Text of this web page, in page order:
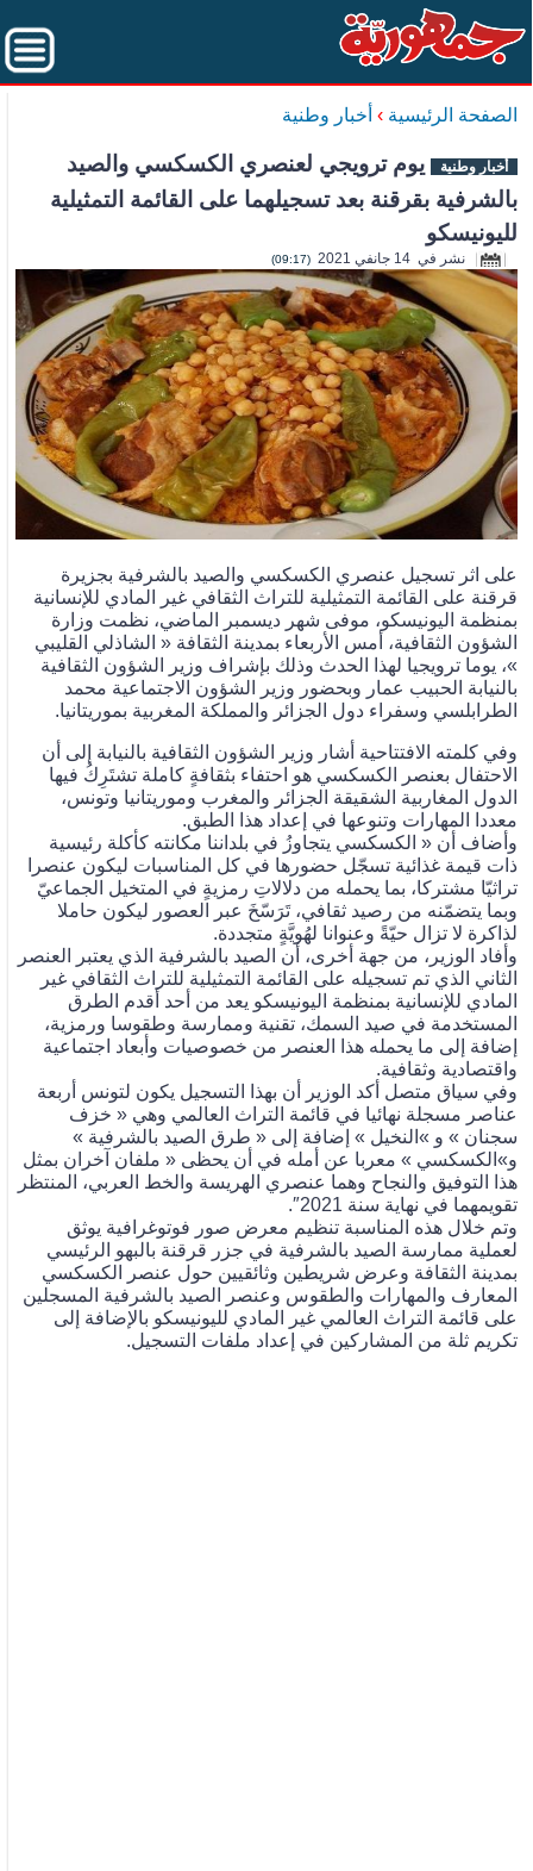
الصفحة الرئيسية › أخبار وطنية
أخبار وطنية يوم ترويجي لعنصري الكسكسي والصيد
بالشرفية بقرقنة بعد تسجيلهما على القائمة التمثيلية
لليونيسكو
نشر في 14 جانفي 2021 (09:17)
على اثر تسجيل عنصري الكسكسي والصيد بالشرفية بجزيرة
قرقنة على القائمة التمثيلية للتراث الثقافي غير المادي للإنسانية
بمنظمة اليونيسكو، موفى شهر ديسمبر الماضي، نظمت وزارة
الشؤون الثقافية، أمس الأربعاء بمدينة الثقافة « الشاذلي القليبي
»، يوما ترويجيا لهذا الحدث وذلك بإشراف وزير الشؤون الثقافية
بالنيابة الحبيب عمار وبحضور وزير الشؤون الاجتماعية محمد
الطرابلسي وسفراء دول الجزائر والمملكة المغربية بموريتانيا.
وفي كلمته الافتتاحية أشار وزير الشؤون الثقافية بالنيابة إلى أن
الاحتفال بعنصر الكسكسي هو احتفاء بثقافةٍ كاملة تشتَرِكُ فيها
الدول المغاربية الشقيقة الجزائر والمغرب وموريتانيا وتونس،
معددا المهارات وتنوعها في إعداد هذا الطبق.
وأضاف أن « الكسكسي يتجاوزُ في بلداننا مكانته كأكلة رئيسية
ذات قيمة غذائية تسجّل حضورها في كل المناسبات ليكون عنصرا
تراثيّا مشتركا، بما يحمله من دلالاتِ رمزيةٍ في المتخيل الجماعيّ
وبما يتضمّنه من رصيد ثقافي، تَرَسّخَ عبر العصور ليكون حاملا
لذاكرة لا تزال حيّةً وعنوانا لهُويَّةٍ متجددة.
وأفاد الوزير، من جهة أخرى، أن الصيد بالشرفية الذي يعتبر العنصر
الثاني الذي تم تسجيله على القائمة التمثيلية للتراث الثقافي غير
المادي للإنسانية بمنظمة اليونيسكو يعد من أحد أقدم الطرق
المستخدمة في صيد السمك، تقنية وممارسة وطقوسا ورمزية،
إضافة إلى ما يحمله هذا العنصر من خصوصيات وأبعاد اجتماعية
واقتصادية وثقافية.
وفي سياق متصل أكد الوزير أن بهذا التسجيل يكون لتونس أربعة
عناصر مسجلة نهائيا في قائمة التراث العالمي وهي « خزف
سجنان » و »النخيل » إضافة إلى « طرق الصيد بالشرفية »
و»الكسكسي » معربا عن أمله في أن يحظى « ملفان آخران بمثل
هذا التوفيق والنجاح وهما عنصري الهريسة والخط العربي، المنتظر
تقويمهما في نهاية سنة 2021″.
وتم خلال هذه المناسبة تنظيم معرض صور فوتوغرافية يوثق
لعملية ممارسة الصيد بالشرفية في جزر قرقنة بالبهو الرئيسي
بمدينة الثقافة وعرض شريطين وثائقيين حول عنصر الكسكسي
المعارف والمهارات والطقوس وعنصر الصيد بالشرفية المسجلين
على قائمة التراث العالمي غير المادي لليونيسكو بالإضافة إلى
تكريم ثلة من المشاركين في إعداد ملفات التسجيل.